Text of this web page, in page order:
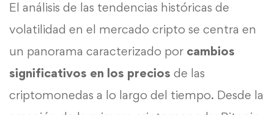
El análisis de las tendencias históricas de
volatilidad en el mercado cripto se centra en
un panorama caracterizado por cambios
significativos en los precios de las
criptomonedas a lo largo del tiempo. Desde la